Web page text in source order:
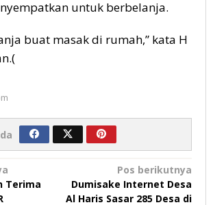
untuk berbelanja.
buat masak di rumah,” kata H
Terima
Pos berikutnya
Dumisake Internet Desa
Al Haris Sasar 285 Desa di